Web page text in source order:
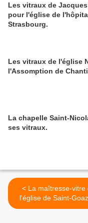
Les vitraux de
pour l'église de
Strasbourg.
Les vitraux de l'église
l'Assomption de
La chapelle Saint-
ses vitraux.
< La maîtresse-vitre de
l'église de Saint-